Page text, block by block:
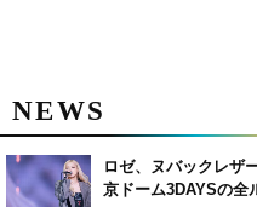
NEWS
ロゼ、ヌバックレ
京ドーム3DAYSの全